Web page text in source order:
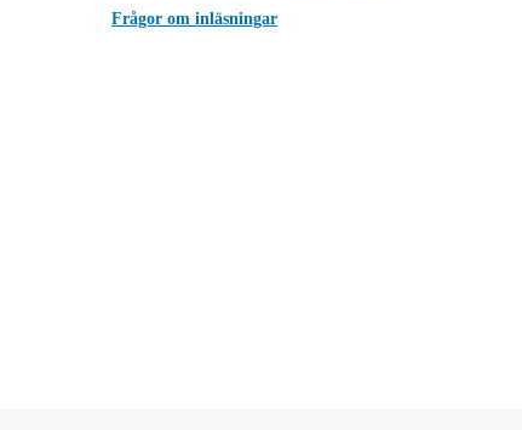
Frågor om inläsningar